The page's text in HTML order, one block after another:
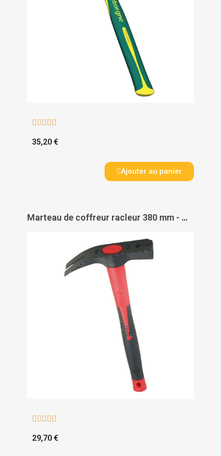
    
35,20 €
Ajouter au panier
Marteau de coffreur racleur 380 mm - MOB
    
29,70 €